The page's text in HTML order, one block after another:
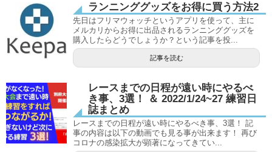
ランニンググッズをお得に買う方法2
先日はフリマウォッチというアプリを使って、主に
メルカリからお得に出品されるランニンググッズを
購入したらどうでしょうか？という記事を投...
記事を読む
レースまでの日程が遠い時にやるべ
き事、3選！ ＆ 2022/1/24~27 練習日
誌まとめ
レースまでの日程が遠い時にやるべき事、3選！ 記
事の内容は以下の動画でも見る事が出来ます！ 再び
コロナの感染拡大が顕著になってきてい...